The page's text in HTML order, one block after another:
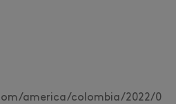
america/colombia/2022/0